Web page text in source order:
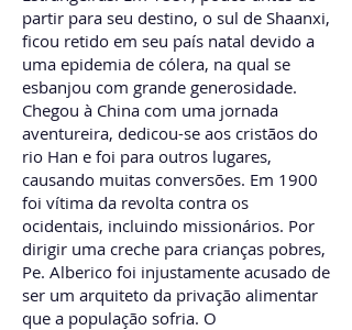
partir para seu destino, o sul de Shaanxi,
ficou retido em seu país natal devido a
uma epidemia de cólera, na qual se
esbanjou com grande generosidade.
Chegou à China com uma jornada
aventureira, dedicou-se aos cristãos do
rio Han e foi para outros lugares,
causando muitas conversões. Em 1900
foi vítima da revolta contra os
ocidentais, incluindo missionários. Por
dirigir uma creche para crianças pobres,
Pe. Alberico foi injustamente acusado de
ser um arquiteto da privação alimentar
que a população sofria. O